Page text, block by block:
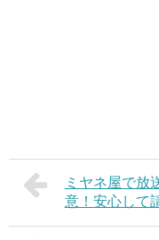
ミヤネ屋で放
意！安心して